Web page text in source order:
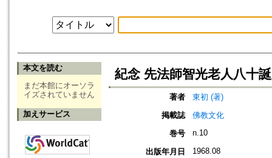
本文を読む
まだ本館にオーソラ
イズされていません
加えサービス
紀念 先法師智光老人八十
著者
東初 (著)
掲載誌
佛教文化
巻号
n.10
出版年月日 1968.08